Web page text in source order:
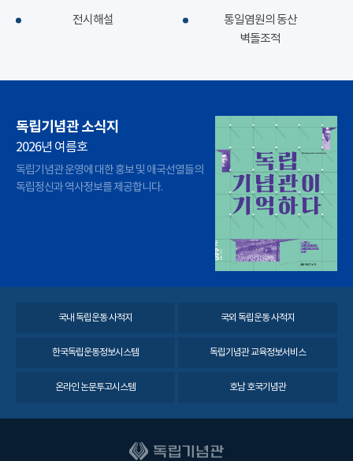
전시해설
통일염원의 동산
벽돌조적
독립기념관 소식지
2026년 여름호
독립기념관 운영에 대한 홍보 및 애국선열들의
독립정신과 역사정보를 제공합니다.
국내 독립운동 사적지 국외 독립운동 사적지
한국독립운동정보시스템 독립기념관 교육정보서비스
온라인 논문투고시스템 호남 호국기념관